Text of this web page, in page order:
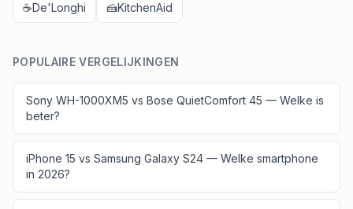
☕De'Longhi 🍰KitchenAid
POPULAIRE VERGELIJKINGEN
Sony WH-1000XM5 vs Bose QuietComfort 45 — Welke is
beter?
iPhone 15 vs Samsung Galaxy S24 — Welke smartphone
in 2026?